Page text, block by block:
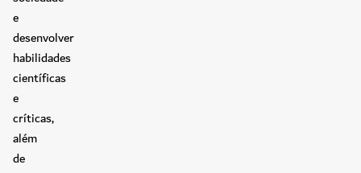
e
desenvolver
habilidades
científicas
e
críticas,
além
de